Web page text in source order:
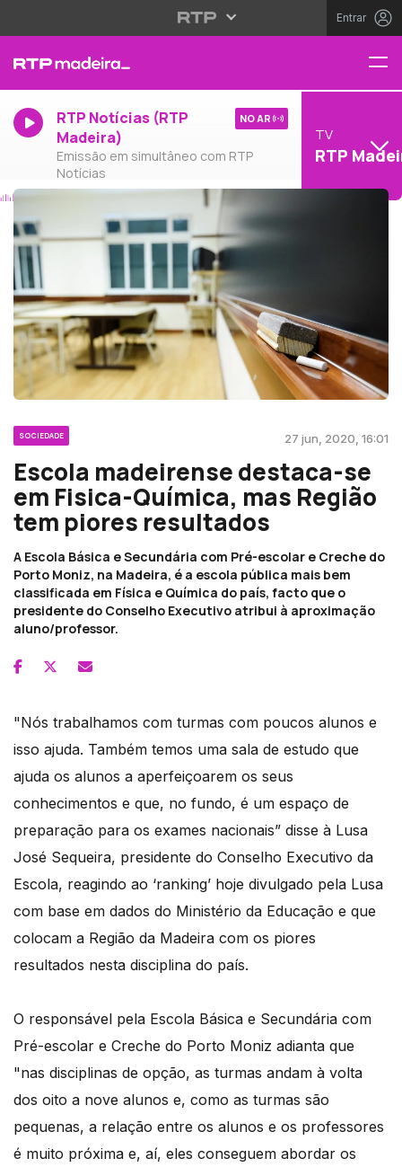
Entrar
RTP Notícias (RTP
Madeira)
Emissão em simultâneo com RTP
Notícias
NO AR
TV
RTP
SOCIEDADE 27 jun, 2020, 16:01
Escola madeirense destaca-se
em Fisica-Química, mas Região
tem piores resultados
A Escola Básica e Secundária com Pré-escolar e Creche do
Porto Moniz, na Madeira, é a escola pública mais bem
classificada em Física e Química do país, facto que o
presidente do Conselho Executivo atribui à aproximação
aluno/professor.
"Nós trabalhamos com turmas com poucos alunos e
isso ajuda. Também temos uma sala de estudo que
ajuda os alunos a aperfeiçoarem os seus
conhecimentos e que, no fundo, é um espaço de
preparação para os exames nacionais” disse à Lusa
José Sequeira, presidente do Conselho Executivo da
Escola, reagindo ao ‘ranking’ hoje divulgado pela Lusa
com base em dados do Ministério da Educação e que
colocam a Região da Madeira com os piores
resultados nesta disciplina do país.
O responsável pela Escola Básica e Secundária com
Pré-escolar e Creche do Porto Moniz adianta que
"nas disciplinas de opção, as turmas andam à volta
dos oito a nove alunos e, como as turmas são
pequenas, a relação entre os alunos e os professores
é muito próxima e, aí, eles conseguem abordar os